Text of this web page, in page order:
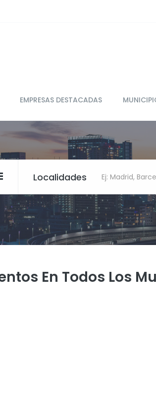
EMPRESAS DESTACADAS
Localidades Ej: Madrid,
En Todos Los